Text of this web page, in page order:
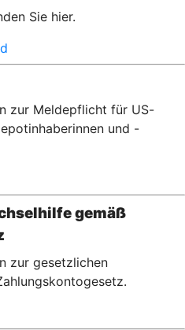
Sie hier.
zur Meldepflicht für US-
und -
gemäß
zur gesetzlichen